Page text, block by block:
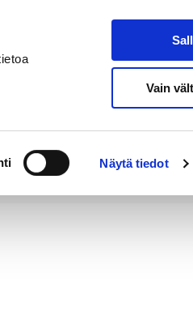
Näytä tiedot
Vain